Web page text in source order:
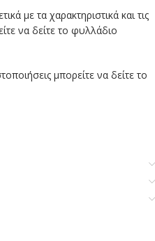
με τα χαρακτηριστικά και τις
να δείτε το φυλλάδιο
μπορείτε να δείτε το